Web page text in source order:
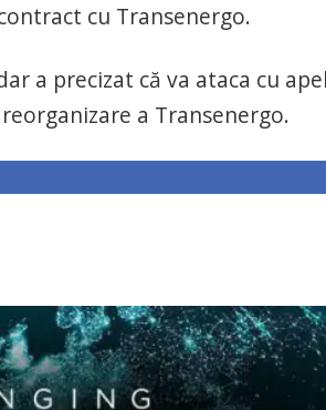
cu Transenergo.
a precizat că va ataca cu apel
a Transenergo.